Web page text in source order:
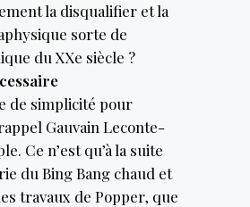
la disqualifier et la
sorte de
du XXe siècle ?
de simplicité pour
Gauvain Leconte-
Ce n’est qu’à la suite
du Bing Bang chaud et
travaux de Popper, que